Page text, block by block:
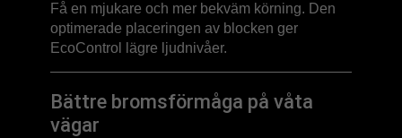
Få en mjukare och mer bekväm körning. Den
optimerade placeringen av blocken ger
EcoControl lägre ljudnivåer.
Bättre bromsförmåga på våta
vägar